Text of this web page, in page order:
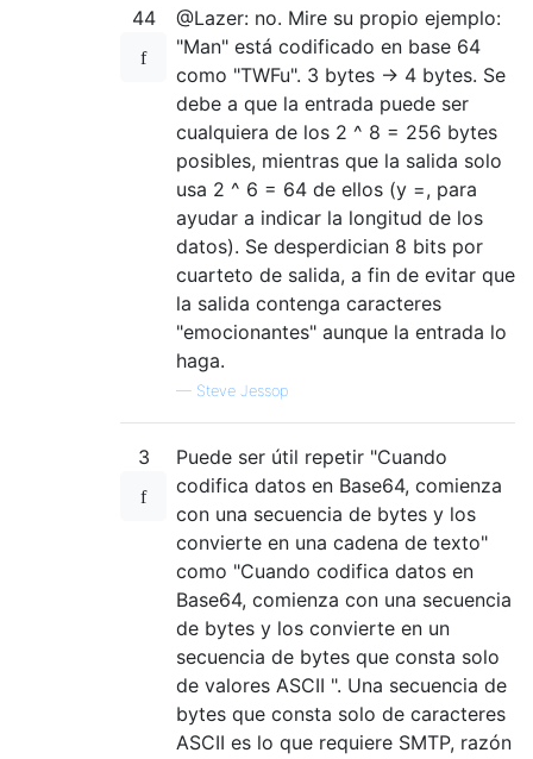
44
@Lazer: no. Mire su propio ejemplo:
"Man" está codificado en base 64
como "TWFu". 3 bytes -> 4 bytes. Se
debe a que la entrada puede ser
cualquiera de los 2 ^ 8 = 256 bytes
posibles, mientras que la salida solo
usa 2 ^ 6 = 64 de ellos (y =, para
ayudar a indicar la longitud de los
datos). Se desperdician 8 bits por
cuarteto de salida, a fin de evitar que
la salida contenga caracteres
"emocionantes" aunque la entrada lo
haga.
— Steve Jessop
3
Puede ser útil repetir "Cuando
codifica datos en Base64, comienza
con una secuencia de bytes y los
convierte en una cadena de texto"
como "Cuando codifica datos en
Base64, comienza con una secuencia
de bytes y los convierte en un
secuencia de bytes que consta solo
de valores ASCII ". Una secuencia de
bytes que consta solo de caracteres
ASCII es lo que requiere SMTP, razón